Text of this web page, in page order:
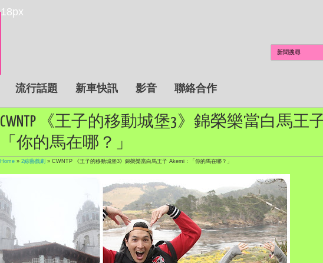
18px
流行話題 新車快訊 影音 聯絡合作
CWNTP 《王子的移動城堡3》錦榮樂當白馬王子
「你的馬在哪？」
Home » 2綜藝戲劇 » CWNTP 《王子的移動城堡3》錦榮樂當白馬王子 Akemi：「你的馬在哪？」